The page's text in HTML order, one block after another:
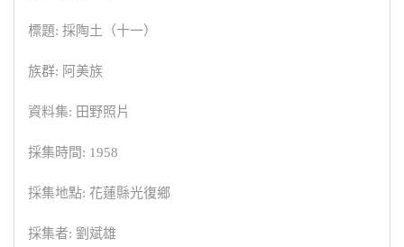
標題: 採陶土（十一）
族群: 阿美族
資料集: 田野照片
採集時間: 1958
採集地點: 花蓮縣光復鄉
採集者: 劉斌雄